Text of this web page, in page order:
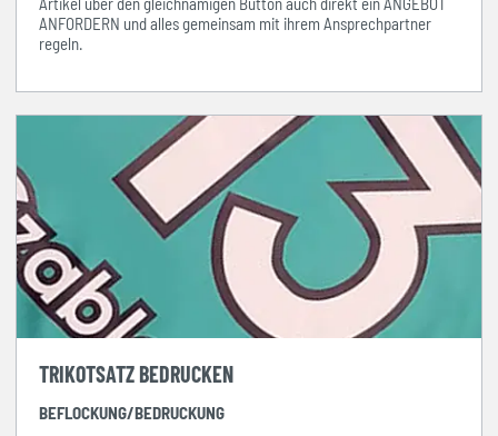
ANFORDERN und alles gemeinsam mit ihrem Ansprechpartner
regeln.
TRIKOTSATZ BEDRUCKEN
BEFLOCKUNG/BEDRUCKUNG